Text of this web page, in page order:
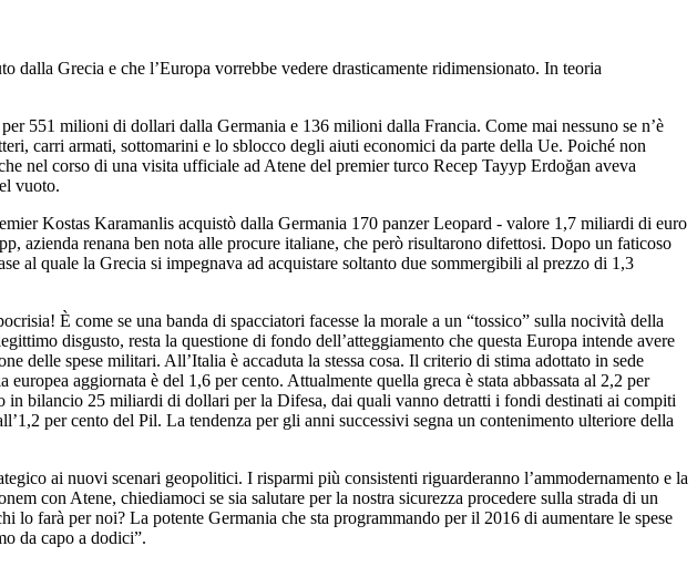
dalla Grecia e che l’Europa vorrebbe vedere drasticamente ridimensionato. In teoria
551 milioni di dollari dalla Germania e 136 milioni dalla Francia. Come mai nessuno se n’è
carri armati, sottomarini e lo sblocco degli aiuti economici da parte della Ue. Poiché non
nel corso di una visita ufficiale ad Atene del premier turco Recep Tayyp Erdoğan aveva
vuoto.
Kostas Karamanlis acquistò dalla Germania 170 panzer Leopard - valore 1,7 miliardi di euro
azienda renana ben nota alle procure italiane, che però risultarono difettosi. Dopo un faticoso
al quale la Grecia si impegnava ad acquistare soltanto due sommergibili al prezzo di 1,3
È come se una banda di spacciatori facesse la morale a un “tossico” sulla nocività della
disgusto, resta la questione di fondo dell’atteggiamento che questa Europa intende avere
delle spese militari. All’Italia è accaduta la stessa cosa. Il criterio di stima adottato in sede
aggiornata è del 1,6 per cento. Attualmente quella greca è stata abbassata al 2,2 per
in bilancio 25 miliardi di dollari per la Difesa, dai quali vanno detratti i fondi destinati ai compiti
per cento del Pil. La tendenza per gli anni successivi segna un contenimento ulteriore della
ai nuovi scenari geopolitici. I risparmi più consistenti riguarderanno l’ammodernamento e la
con Atene, chiediamoci se sia salutare per la nostra sicurezza procedere sulla strada di un
farà per noi? La potente Germania che sta programmando per il 2016 di aumentare le spese
da capo a dodici”.